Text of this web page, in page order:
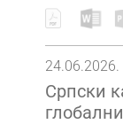
24.06.2026.
Српски